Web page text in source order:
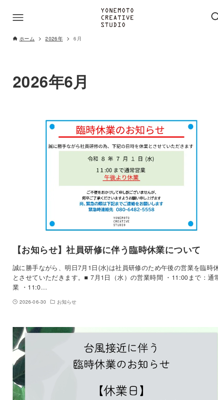
ホーム 2026年 6月
2026年6月
【お知らせ】社員研修に伴う臨時休業について
誠に勝手ながら、明日7月1日(水)は社員研修のため午後の営業を臨時
とさせていただきます。■ 7月1日（水）の営業時間 ・11:00まで：通
業 ・11:0…
2026-06-30 お知らせ